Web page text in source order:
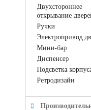
Двухстороннее
открывание
Ручки
Электропривод
Мини-бар
Диспенсер
Подсветка
Ретродизайн